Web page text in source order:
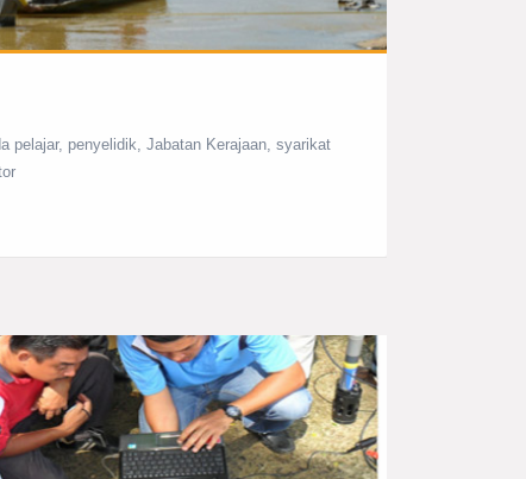
pelajar, penyelidik, Jabatan Kerajaan, syarikat